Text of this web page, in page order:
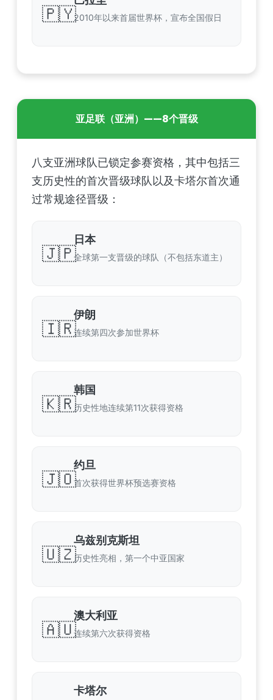
🇵🇾2010年以来首届世界杯，宣布全国假日
亚足联（亚洲）——8个晋级
八支亚洲球队已锁定参赛资格，其中包括三
支历史性的首次晋级球队以及卡塔尔首次通
过常规途径晋级：
🇯🇵
日本
全球第一支晋级的球队（不包括东道主）
🇮🇷
伊朗
连续第四次参加世界杯
🇰🇷
韩国
历史性地连续第11次获得资格
🇯🇴
约旦
首次获得世界杯预选赛资格
🇺🇿
乌兹别克斯坦
历史性亮相，第一个中亚国家
🇦🇺
澳大利亚
连续第六次获得资格
卡塔尔